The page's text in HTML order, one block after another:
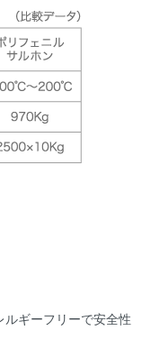
ギーフリーで安全性